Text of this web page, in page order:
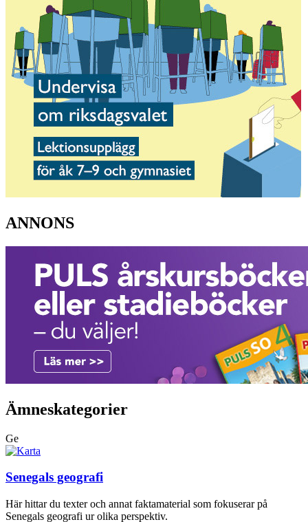
ANNONS
Ämneskategorier
Ge
Senegals geografi
Här hittar du texter och annat faktamaterial som fokuserar på
Senegals geografi ur olika perspektiv.